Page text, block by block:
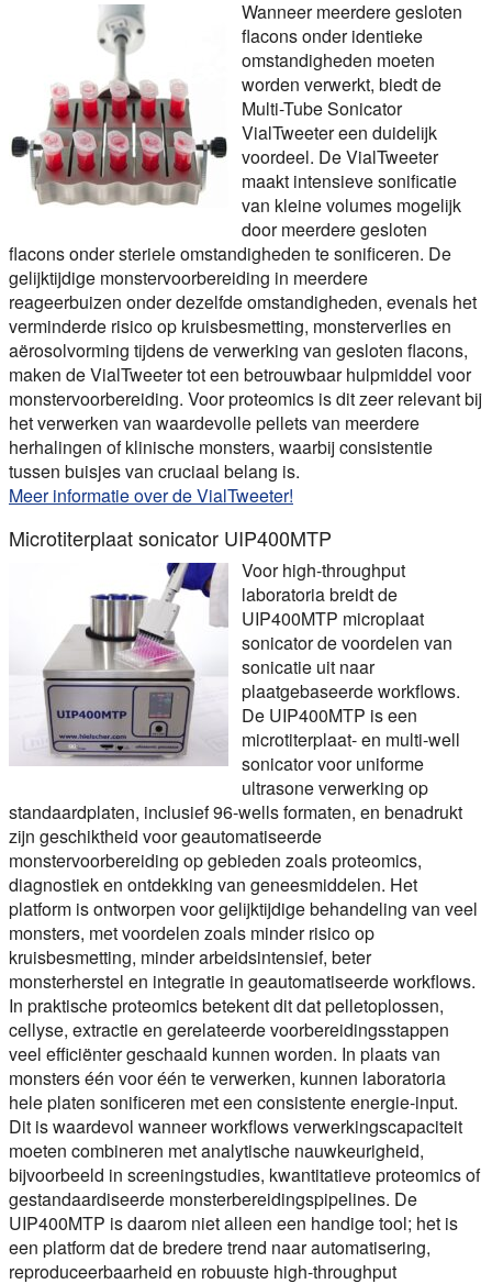
Wanneer meerdere gesloten
flacons onder identieke
omstandigheden moeten
worden verwerkt, biedt de
Multi-Tube Sonicator
VialTweeter een duidelijk
voordeel. De VialTweeter
maakt intensieve sonificatie
van kleine volumes mogelijk
door meerdere gesloten
flacons onder steriele omstandigheden te sonificeren. De
gelijktijdige monstervoorbereiding in meerdere
reageerbuizen onder dezelfde omstandigheden, evenals het
verminderde risico op kruisbesmetting, monsterverlies en
aërosolvorming tijdens de verwerking van gesloten flacons,
maken de VialTweeter tot een betrouwbaar hulpmiddel voor
monstervoorbereiding. Voor proteomics is dit zeer relevant bij
het verwerken van waardevolle pellets van meerdere
herhalingen of klinische monsters, waarbij consistentie
tussen buisjes van cruciaal belang is.
Meer informatie over de VialTweeter!
Microtiterplaat sonicator UIP400MTP
Voor high-throughput
laboratoria breidt de
UIP400MTP microplaat
sonicator de voordelen van
sonicatie uit naar
plaatgebaseerde workflows.
De UIP400MTP is een
microtiterplaat- en multi-well
sonicator voor uniforme
ultrasone verwerking op
standaardplaten, inclusief 96-wells formaten, en benadrukt
zijn geschiktheid voor geautomatiseerde
monstervoorbereiding op gebieden zoals proteomics,
diagnostiek en ontdekking van geneesmiddelen. Het
platform is ontworpen voor gelijktijdige behandeling van veel
monsters, met voordelen zoals minder risico op
kruisbesmetting, minder arbeidsintensief, beter
monsterherstel en integratie in geautomatiseerde workflows.
In praktische proteomics betekent dit dat pelletoplossen,
cellyse, extractie en gerelateerde voorbereidingsstappen
veel efficiënter geschaald kunnen worden. In plaats van
monsters één voor één te verwerken, kunnen laboratoria
hele platen sonificeren met een consistente energie-input.
Dit is waardevol wanneer workflows verwerkingscapaciteit
moeten combineren met analytische nauwkeurigheid,
bijvoorbeeld in screeningstudies, kwantitatieve proteomics of
gestandaardiseerde monsterbereidingspipelines. De
UIP400MTP is daarom niet alleen een handige tool; het is
een platform dat de bredere trend naar automatisering,
reproduceerbaarheid en robuuste high-throughput